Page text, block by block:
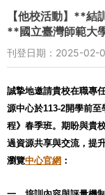
【他校活動】**結
**國立臺灣師範大
刊登日期：2025-02-
誠摯地邀請貴校在職專
源中心於113-2開學前至
程》春季班。 期盼與貴
過資源共享與交流，提
瀏覽中心官網 ：